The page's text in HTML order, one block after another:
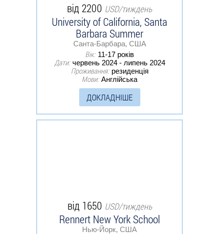
від 2200 USD/тиждень
University of California, Santa
Barbara Summer
Санта-Барбара, США
Вік: 11-17 років
Дати: червень 2024 - липень 2024
Проживання: резиденція
Мови: Англійська
ДОКЛАДНІШЕ
від 1650 USD/тиждень
Rennert New York School
Нью-Йорк, США